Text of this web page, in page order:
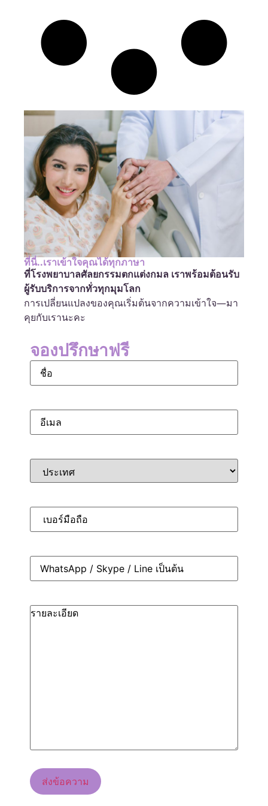
ที่นี่..เราเข้าใจคุณได้ทุกภาษา
ที่โรงพยาบาลศัลยกรรมตกแต่งกมล เราพร้อมต้อนรับ
ผู้รับบริการจากทั่วทุกมุมโลก
การเปลี่ยนแปลงของคุณเริ่มต้นจากความเข้าใจ—มา
คุยกับเรานะคะ
จองปรึกษาฟรี